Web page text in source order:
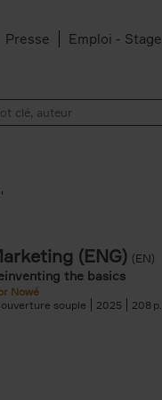
Presse Emploi - Stage
(ENG) (EN)
the basics
Nowé
souple
2025 208